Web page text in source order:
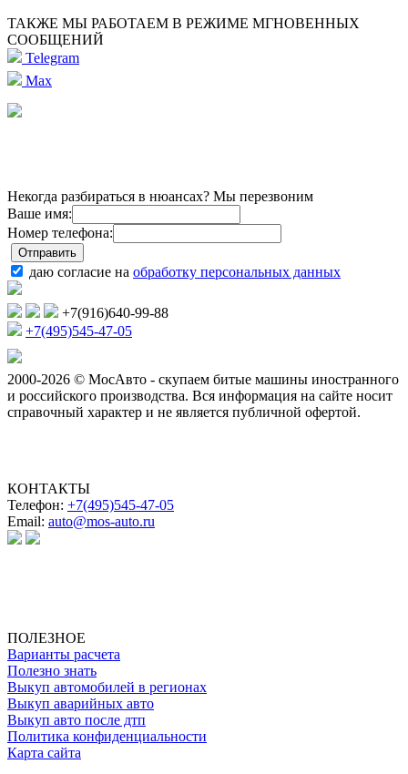
ТАКЖЕ МЫ РАБОТАЕМ В РЕЖИМЕ МГНОВЕННЫХ
СООБЩЕНИЙ
Telegram
Max
Некогда разбираться в нюансах? Мы перезвоним
Ваше имя:
Номер телефона:
даю согласие на обработку персональных данных
+7(916)640-99-88
+7(495)545-47-05
2000-2026 © МосАвто - скупаем битые машины иностранного
и российского производства. Вся информация на сайте носит
справочный характер и не является публичной офертой.
КОНТАКТЫ
Телефон: +7(495)545-47-05
Email: auto@mos-auto.ru
ПОЛЕЗНОЕ
Варианты расчета
Полезно знать
Выкуп автомобилей в регионах
Выкуп аварийных авто
Выкуп авто после дтп
Политика конфиденциальности
Карта сайта